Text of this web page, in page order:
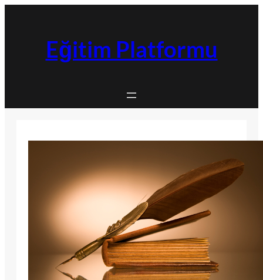
Eğitim Platformu